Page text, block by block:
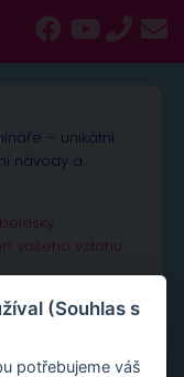
– unikátní
návody a
vašeho vztahu
(Souhlas s
potřebujeme váš